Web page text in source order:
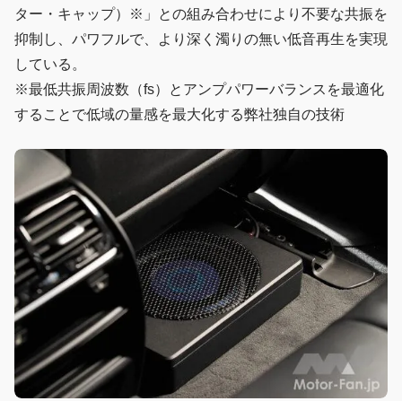
ター・キャップ）※」との組み合わせにより不要な共振を
抑制し、パワフルで、より深く濁りの無い低音再生を実現
している。
※最低共振周波数（fs）とアンプパワーバランスを最適化
することで低域の量感を最大化する弊社独自の技術